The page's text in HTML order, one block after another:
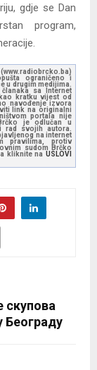
gdje se Dan
program,
ograničeno i
u drugim medijima.
sa Internet
kratku vijest od
navođenje izvora
link na originalni
portala nije
je odlučan u
rad svojih autora.
na internet
pravilima, protiv
sudom Brčko
kliknite na USLOVI
скупова
Београду